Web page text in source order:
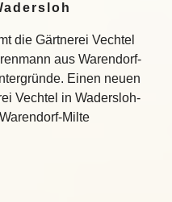
die Gärtnerei Vechtel
aus Warendorf-
Einen neuen
Vechtel in Wadersloh-
Milte